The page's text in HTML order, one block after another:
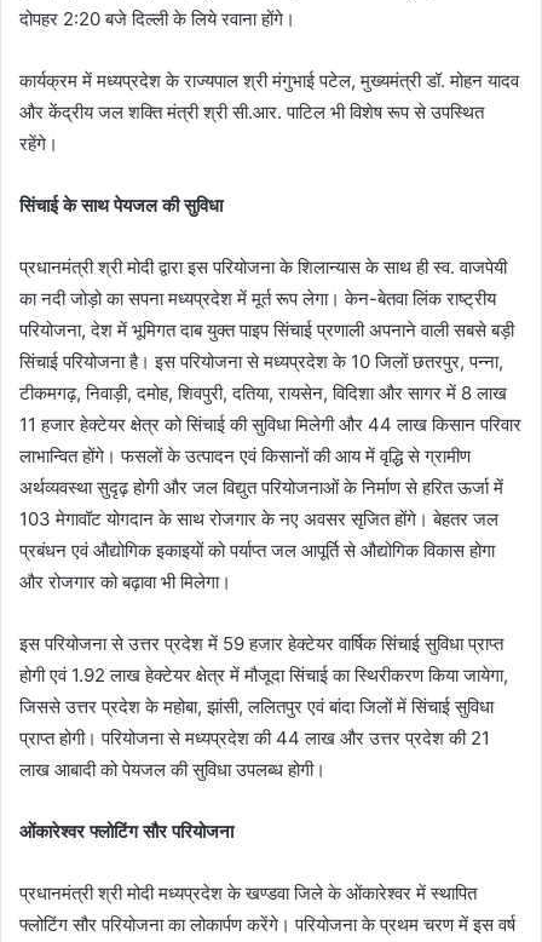
दोपहर 2:20 बजे दिल्ली के लिये रवाना होंगे।
कार्यक्रम में मध्यप्रदेश के राज्यपाल श्री मंगुभाई पटेल, मुख्यमंत्री डॉ. मोहन यादव
और केंद्रीय जल शक्ति मंत्री श्री सी.आर. पाटिल भी विशेष रूप से उपस्थित
रहेंगे।
सिंचाई के साथ पेयजल की सुविधा
प्रधानमंत्री श्री मोदी द्वारा इस परियोजना के शिलान्यास के साथ ही स्व. वाजपेयी
का नदी जोड़ो का सपना मध्यप्रदेश में मूर्त रूप लेगा। केन-बेतवा लिंक राष्ट्रीय
परियोजना, देश में भूमिगत दाब युक्त पाइप सिंचाई प्रणाली अपनाने वाली सबसे बड़ी
सिंचाई परियोजना है। इस परियोजना से मध्यप्रदेश के 10 जिलों छतरपुर, पन्ना,
टीकमगढ़, निवाड़ी, दमोह, शिवपुरी, दतिया, रायसेन, विदिशा और सागर में 8 लाख
11 हजार हेक्टेयर क्षेत्र को सिंचाई की सुविधा मिलेगी और 44 लाख किसान परिवार
लाभान्वित होंगे। फसलों के उत्पादन एवं किसानों की आय में वृद्धि से ग्रामीण
अर्थव्यवस्था सुदृढ़ होगी और जल विद्युत परियोजनाओं के निर्माण से हरित ऊर्जा में
103 मेगावॉट योगदान के साथ रोजगार के नए अवसर सृजित होंगे। बेहतर जल
प्रबंधन एवं औद्योगिक इकाइयों को पर्याप्त जल आपूर्ति से औद्योगिक विकास होगा
और रोजगार को बढ़ावा भी मिलेगा।
इस परियोजना से उत्तर प्रदेश में 59 हजार हेक्टेयर वार्षिक सिंचाई सुविधा प्राप्त
होगी एवं 1.92 लाख हेक्टेयर क्षेत्र में मौजूदा सिंचाई का स्थिरीकरण किया जायेगा,
जिससे उत्तर प्रदेश के महोबा, झांसी, ललितपुर एवं बांदा जिलों में सिंचाई सुविधा
प्राप्त होगी। परियोजना से मध्यप्रदेश की 44 लाख और उत्तर प्रदेश की 21
लाख आबादी को पेयजल की सुविधा उपलब्ध होगी।
ओंकारेश्वर फ्लोटिंग सौर परियोजना
प्रधानमंत्री श्री मोदी मध्यप्रदेश के खण्डवा जिले के ओंकारेश्वर में स्थापित
फ्लोटिंग सौर परियोजना का लोकार्पण करेंगे। परियोजना के प्रथम चरण में इस वर्ष